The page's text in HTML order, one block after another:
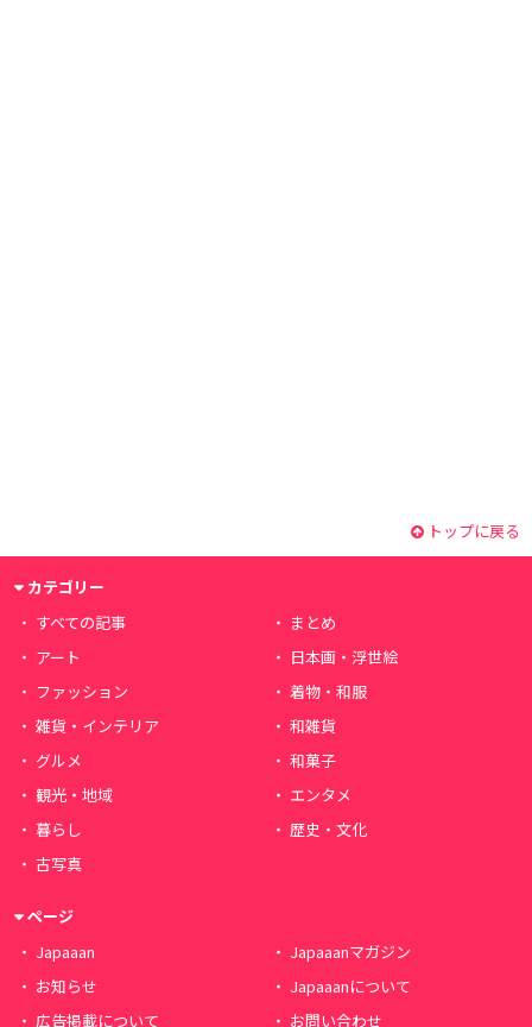
トップに戻る
カテゴリー
すべての記事
まとめ
アート
日本画・浮世絵
ファッション
着物・和服
雑貨・インテリア
和雑貨
グルメ
和菓子
観光・地域
エンタメ
暮らし
歴史・文化
古写真
ページ
Japaaan
Japaaanマガジン
お知らせ
Japaaanについて
広告掲載について
お問い合わせ